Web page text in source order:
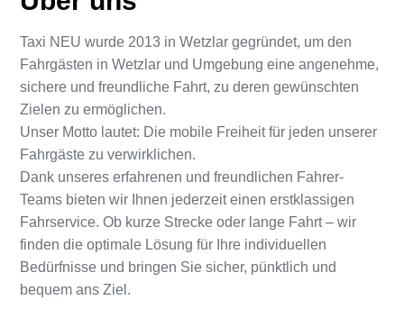
Taxi NEU wurde 2013 in Wetzlar gegründet, um den
Fahrgästen in Wetzlar und Umgebung eine angenehme,
sichere und freundliche Fahrt, zu deren gewünschten
Zielen zu ermöglichen.
Unser Motto lautet: Die mobile Freiheit für jeden unserer
Fahrgäste zu verwirklichen.
Dank unseres erfahrenen und freundlichen Fahrer-
Teams bieten wir Ihnen jederzeit einen erstklassigen
Fahrservice. Ob kurze Strecke oder lange Fahrt – wir
finden die optimale Lösung für Ihre individuellen
Bedürfnisse und bringen Sie sicher, pünktlich und
bequem ans Ziel.